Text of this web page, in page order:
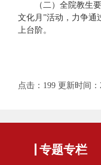
（二）全院教生
文化月”活动，力争通
上台阶。
点击： 199 更新时间：
专题专栏